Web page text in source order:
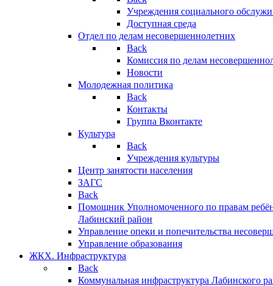
Учреждения социального
Доступная среда
Отдел по делам несовершеннолетних
Back
Комиссия по делам
Новости
Молодежная политика
Back
Контакты
Группа Вконтакте
Культура
Back
Учреждения культуры
Центр занятости населения
ЗАГС
Back
Помощник Уполномоченного по правам
Лабинский район
Управление опеки и попечительства
Управление образования
ЖКХ. Инфраструктура
Back
Коммунальная инфраструктура Лабинского